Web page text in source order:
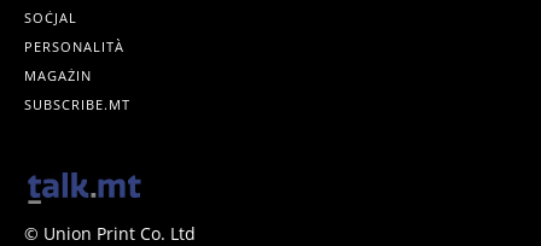
SOĊJAL
PERSONALITÀ
MAGAŻIN
SUBSCRIBE.MT
© Union Print Co. Ltd